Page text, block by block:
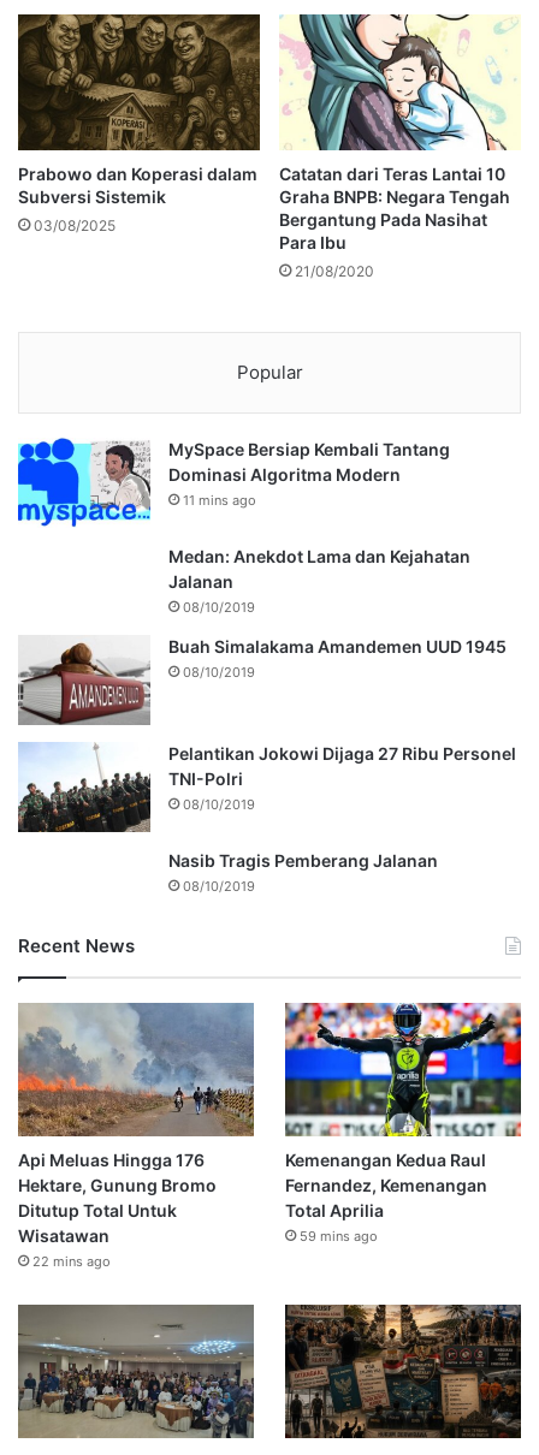
Prabowo dan Koperasi dalam
Subversi Sistemik
03/08/2025
Catatan dari Teras Lantai 10
Graha BNPB: Negara Tengah
Bergantung Pada Nasihat
Para Ibu
21/08/2020
Popular
MySpace Bersiap Kembali Tantang
Dominasi Algoritma Modern
11 mins ago
Medan: Anekdot Lama dan Kejahatan
Jalanan
08/10/2019
Buah Simalakama Amandemen UUD 1945
08/10/2019
Pelantikan Jokowi Dijaga 27 Ribu Personel
TNI-Polri
08/10/2019
Nasib Tragis Pemberang Jalanan
08/10/2019
Recent News
Api Meluas Hingga 176
Hektare, Gunung Bromo
Ditutup Total Untuk
Wisatawan
22 mins ago
Kemenangan Kedua Raul
Fernandez, Kemenangan
Total Aprilia
59 mins ago